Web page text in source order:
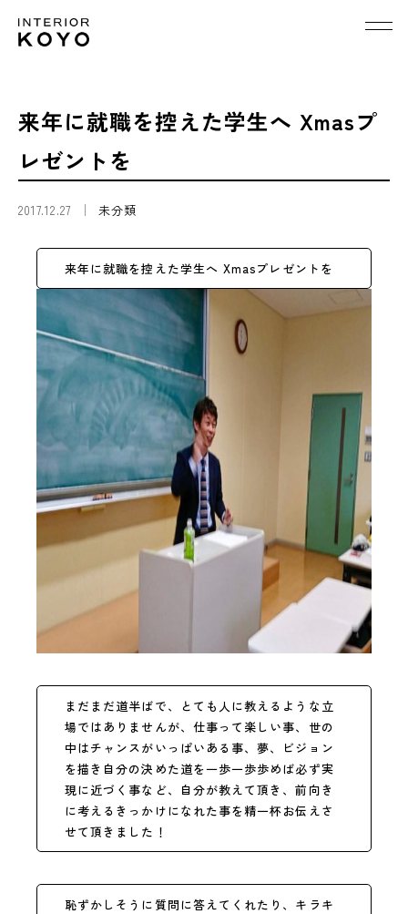
来年に就職を控えた学生へ Xmasプ
レゼントを
2017.12.27 未分類
来年に就職を控えた学生へ Xmasプレゼントを
まだまだ道半ばで、とても人に教えるような立
場ではありませんが、仕事って楽しい事、世の
中はチャンスがいっぱいある事、夢、ビジョン
を描き自分の決めた道を一歩一歩歩めば必ず実
現に近づく事など、自分が教えて頂き、前向き
に考えるきっかけになれた事を精一杯お伝えさ
せて頂きました！
恥ずかしそうに質問に答えてくれたり、キラキ